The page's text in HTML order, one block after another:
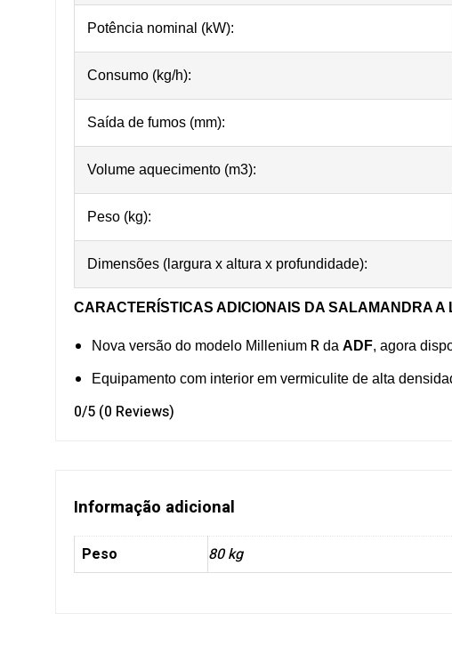
Potência nominal (kW):
Consumo (kg/h):
Saída de fumos (mm):
Volume aquecimento (m3):
Peso (kg):
Dimensões (largura x altura x profundidade):
CARACTERÍSTICAS ADICIONAIS DA SALAMANDRA A
Nova versão do modelo Millenium R da ADF, agora
Equipamento com interior em vermiculite de alta
0/5 (0 Reviews)
Informação adicional
Peso 80 kg